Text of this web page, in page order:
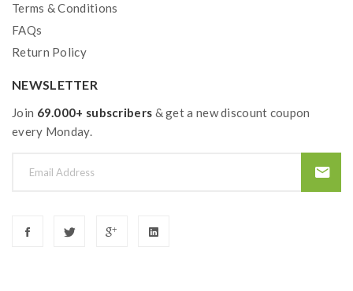
Terms & Conditions
FAQs
Return Policy
NEWSLETTER
Join 69.000+ subscribers & get a new discount coupon
every Monday.